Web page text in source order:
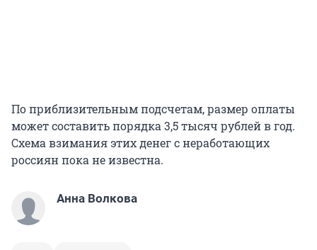
По приблизительным подсчетам, размер оплаты
может составить порядка 3,5 тысяч рублей в год.
Схема взимания этих денег с неработающих
россиян пока не известна.
Анна Волкова